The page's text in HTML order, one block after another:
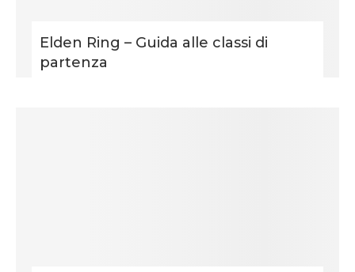
Elden Ring – Guida alle classi di
partenza